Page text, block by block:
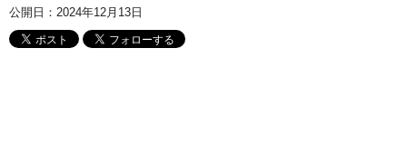
公開日： 2024年12月13日